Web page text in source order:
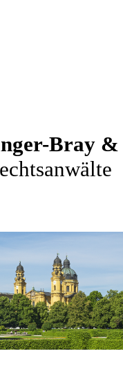
Bray &